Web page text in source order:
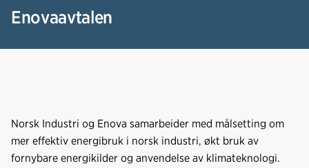
Enovaavtalen
Norsk Industri og Enova samarbeider med målsetting om
mer effektiv energibruk i norsk industri, økt bruk av
fornybare energikilder og anvendelse av klimateknologi.